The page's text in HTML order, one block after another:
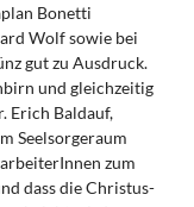
Bonetti
Wolf sowie bei
gut zu Ausdruck.
und gleichzeitig
Erich Baldauf,
Seelsorgeraum
zum
dass die Christus-